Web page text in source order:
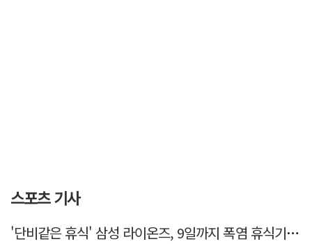
스포츠 기사
'단비같은 휴식' 삼성 라이온즈, 9일까지 폭염 휴식기에 재정비